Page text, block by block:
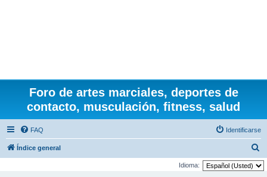
Foro de artes marciales, deportes de
contacto, musculación, fitness, salud
FAQ Identificarse
Índice general
u
Idioma: